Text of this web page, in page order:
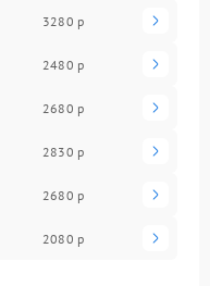
3280 р
2480 р
2680 р
2830 р
2680 р
2080 р